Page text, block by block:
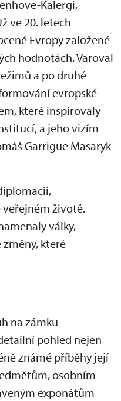
Kalergi,
ve 20. letech
Evropy založené
hodnotách. Varoval
a po druhé
evropské
které inspirovaly
a jeho vizím
Garrigue Masaryk
životě.
války,
které
na zámku
pohled nejen
známé příběhy její
osobním
exponátům